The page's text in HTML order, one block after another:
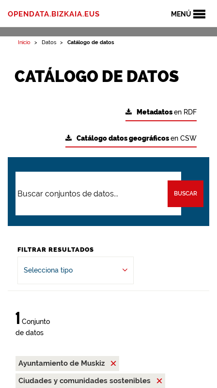
MENÚ
OPENDATA.BIZKAIA.EUS
Inicio Datos Catálogo de datos
CATÁLOGO DE DATOS
Metadatosen RDF
Catálogo datos geográficosen CSW
BUSCAR
FILTRAR RESULTADOS
Selecciona tipo
1 Conjunto
de datos
Ayuntamiento de Muskiz
Ciudades y comunidades sostenibles